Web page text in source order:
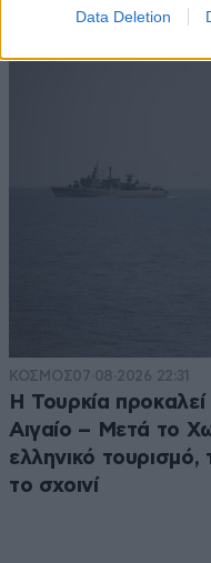
Data Deletion
αχαριστία των
ΚΟΣΜΟΣ07·08·2026 22:31
Η Τουρκία
Αιγαίο – Μετά το
ελληνικό
το σχοινί